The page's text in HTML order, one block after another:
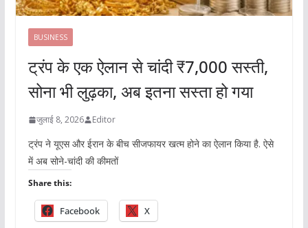
BUSINESS
ट्रंप के एक ऐलान से चांदी ₹7,000 सस्ती,
सोना भी लुढ़का, अब इतना सस्ता हो गया
जुलाई 8, 2026 Editor
ट्रंप ने यूएस और ईरान के बीच सीजफायर खत्म होने का ऐलान किया है. ऐसे
में अब सोने-चांदी की कीमतों
Share this:
Facebook X